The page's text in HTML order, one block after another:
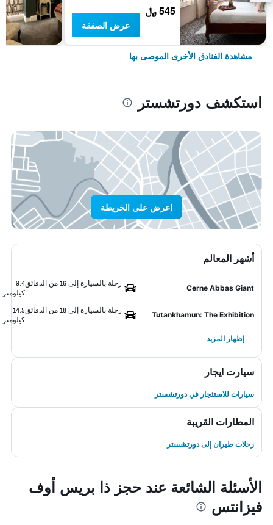
545 ﷼
عرض الصفقة
مشاهدة الفنادق الأخرى الموصى بها
استكشف دورتشستر
اعرض على الخريطة
أشهر المعالم
Cerne Abbas Giant
رحلة بالسيارة إلى 16 من الدقائق
9.4
كيلومتر
Tutankhamun: The Exhibition
رحلة بالسيارة إلى 18 من الدقائق
14.5
كيلومتر
إظهار المزيد
سيارت ايجار
سيارات للاستئجار في دورتشستر
المطارات القريبة
رحلات طيران إلى دورتشستر
الأسئلة الشائعة عند حجز ذا بريس أوف
فيزانتس